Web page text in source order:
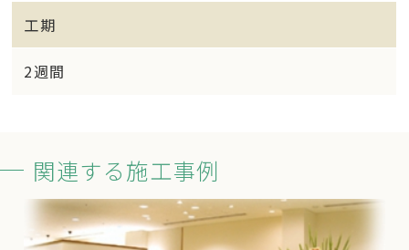
工期
2週間
関連する施工事例